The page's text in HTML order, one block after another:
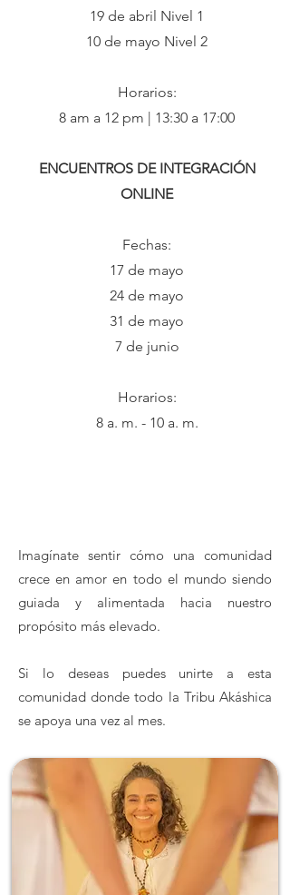
19 de abril Nivel 1
10 de mayo Nivel 2
Horarios:
8 am a 12 pm | 13:30 a 17:00
ENCUENTROS DE INTEGRACIÓN
ONLINE
Fechas:
17 de mayo
24 de mayo
31 de mayo
7 de junio
Horarios:
8 a. m. - 10 a. m.
Imagínate sentir cómo una comunidad
crece en amor en todo el mundo siendo
guiada y alimentada hacia nuestro
propósito más elevado.
Si lo deseas puedes unirte a esta
comunidad donde todo la Tribu Akáshica
se apoya una vez al mes.